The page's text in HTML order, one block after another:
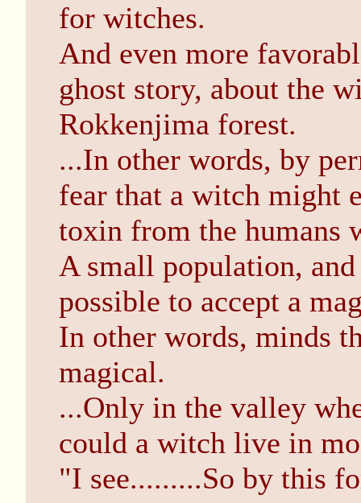
for witches.
And even more
ghost story, about the
Rokkenjima forest.
...In other words, by
fear that a witch might
toxin from the humans
A small population,
possible to accept a
In other words, minds
magical.
...Only in the valley
could a witch live in
"I see.........So by this